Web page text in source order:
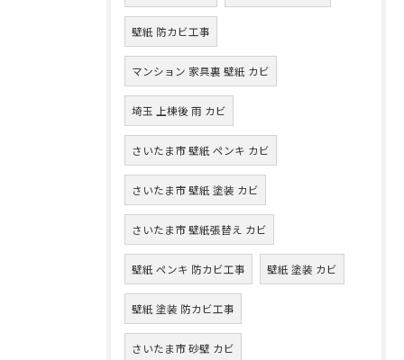
壁紙 防カビ工事
マンション 家具裏 壁紙 カビ
埼玉 上棟後 雨 カビ
さいたま市 壁紙 ペンキ カビ
さいたま市 壁紙 塗装 カビ
さいたま市 壁紙張替え カビ
壁紙 ペンキ 防カビ工事 壁紙 塗装 カビ
壁紙 塗装 防カビ工事
さいたま市 砂壁 カビ